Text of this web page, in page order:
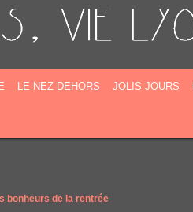
LE NEZ DEHORS JOLIS JOURS
bonheurs de la rentrée